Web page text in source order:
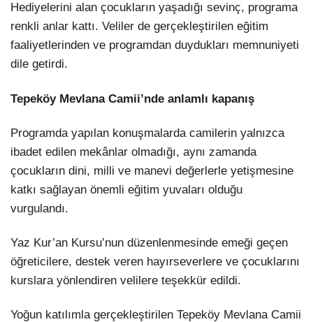
Hediyelerini alan çocukların yaşadığı sevinç, programa
renkli anlar kattı. Veliler de gerçekleştirilen eğitim
faaliyetlerinden ve programdan duydukları memnuniyeti
dile getirdi.
Tepeköy Mevlana Camii’nde anlamlı kapanış
Programda yapılan konuşmalarda camilerin yalnızca
ibadet edilen mekânlar olmadığı, aynı zamanda
çocukların dini, milli ve manevi değerlerle yetişmesine
katkı sağlayan önemli eğitim yuvaları olduğu
vurgulandı.
Yaz Kur’an Kursu’nun düzenlenmesinde emeği geçen
öğreticilere, destek veren hayırseverlere ve çocuklarını
kurslara yönlendiren velilere teşekkür edildi.
Yoğun katılımla gerçekleştirilen Tepeköy Mevlana Camii